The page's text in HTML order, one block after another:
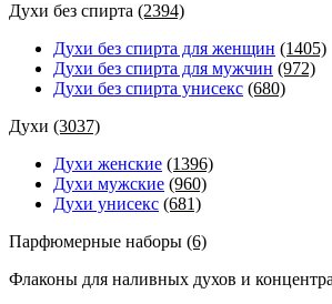
Духи без спирта (2394)
Духи без спирта для женщин (1405)
Духи без спирта для мужчин (972)
Духи без спирта унисекс (680)
Духи (3037)
Духи женские (1396)
Духи мужские (960)
Духи унисекс (681)
Парфюмерные наборы (6)
Флаконы для наливных духов и